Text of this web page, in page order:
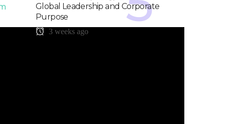
Global Leadership and Corporate
Purpose
3 weeks ago